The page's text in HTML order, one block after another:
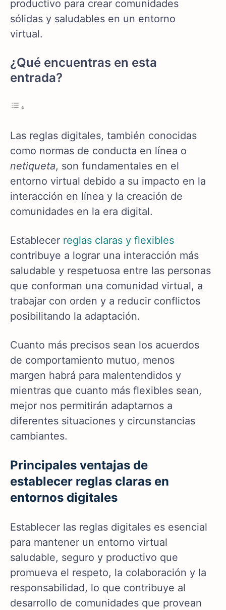
productivo para crear comunidades
sólidas y saludables en un entorno
virtual.
¿Qué encuentras en esta
entrada?
Las reglas digitales, también conocidas
como normas de conducta en línea o
netiqueta, son fundamentales en el
entorno virtual debido a su impacto en la
interacción en línea y la creación de
comunidades en la era digital.
Establecer reglas claras y flexibles
contribuye a lograr una interacción más
saludable y respetuosa entre las personas
que conforman una comunidad virtual, a
trabajar con orden y a reducir conflictos
posibilitando la adaptación.
Cuanto más precisos sean los acuerdos
de comportamiento mutuo, menos
margen habrá para malentendidos y
mientras que cuanto más flexibles sean,
mejor nos permitirán adaptarnos a
diferentes situaciones y circunstancias
cambiantes.
Principales ventajas de
establecer reglas claras en
entornos digitales
Establecer las reglas digitales es esencial
para mantener un entorno virtual
saludable, seguro y productivo que
promueva el respeto, la colaboración y la
responsabilidad, lo que contribuye al
desarrollo de comunidades que provean